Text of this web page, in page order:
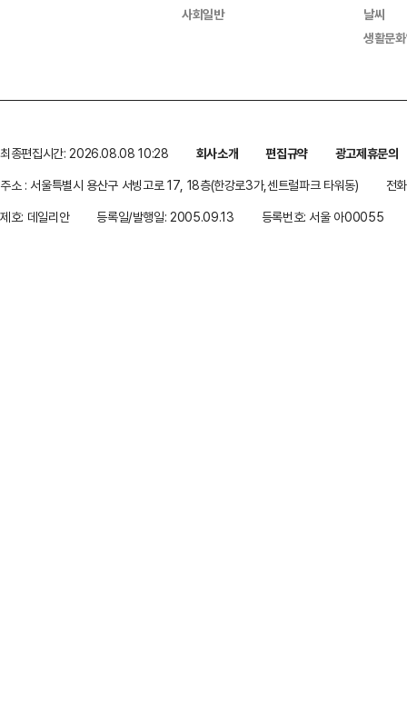
사회일반
날씨
생활문
최종편집시간: 2026.08.08 10:28 회사소개 편집규약
광고제휴문의
주소 : 서울특별시 용산구 서빙고로 17, 18층(한강로3가,센트럴파크 타워동)
전
제호: 데일리안
등록일/발행일: 2005.09.13 등록번호: 서울 아00055